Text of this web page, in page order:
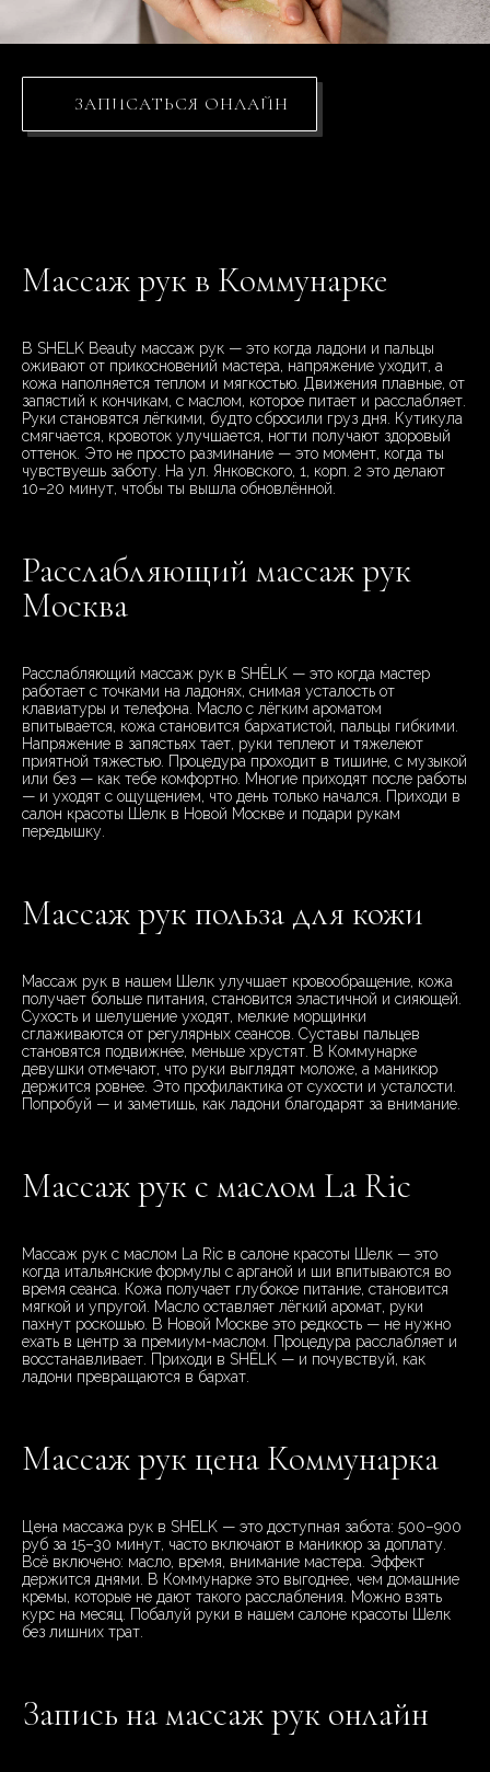
ЗАПИСАТЬСЯ ОНЛАЙН
Массаж рук в Коммунарке
В SHELK Beauty массаж рук — это когда ладони и пальцы
оживают от прикосновений мастера, напряжение уходит, а
кожа наполняется теплом и мягкостью. Движения плавные, от
запястий к кончикам, с маслом, которое питает и расслабляет.
Руки становятся лёгкими, будто сбросили груз дня. Кутикула
смягчается, кровоток улучшается, ногти получают здоровый
оттенок. Это не просто разминание — это момент, когда ты
чувствуешь заботу. На ул. Янковского, 1, корп. 2 это делают
10–20 минут, чтобы ты вышла обновлённой.
Расслабляющий массаж рук
Москва
Расслабляющий массаж рук в SHÊLK — это когда мастер
работает с точками на ладонях, снимая усталость от
клавиатуры и телефона. Масло с лёгким ароматом
впитывается, кожа становится бархатистой, пальцы гибкими.
Напряжение в запястьях тает, руки теплеют и тяжелеют
приятной тяжестью. Процедура проходит в тишине, с музыкой
или без — как тебе комфортно. Многие приходят после работы
— и уходят с ощущением, что день только начался. Приходи в
салон красоты Шелк в Новой Москве и подари рукам
передышку.
Массаж рук польза для кожи
Массаж рук в нашем Шелк улучшает кровообращение, кожа
получает больше питания, становится эластичной и сияющей.
Сухость и шелушение уходят, мелкие морщинки
сглаживаются от регулярных сеансов. Суставы пальцев
становятся подвижнее, меньше хрустят. В Коммунарке
девушки отмечают, что руки выглядят моложе, а маникюр
держится ровнее. Это профилактика от сухости и усталости.
Попробуй — и заметишь, как ладони благодарят за внимание.
Массаж рук с маслом La Ric
Массаж рук с маслом La Ric в салоне красоты Шелк — это
когда итальянские формулы с арганой и ши впитываются во
время сеанса. Кожа получает глубокое питание, становится
мягкой и упругой. Масло оставляет лёгкий аромат, руки
пахнут роскошью. В Новой Москве это редкость — не нужно
ехать в центр за премиум-маслом. Процедура расслабляет и
восстанавливает. Приходи в SHÊLK — и почувствуй, как
ладони превращаются в бархат.
Массаж рук цена Коммунарка
Цена массажа рук в SHELK — это доступная забота: 500–900
руб за 15–30 минут, часто включают в маникюр за доплату.
Всё включено: масло, время, внимание мастера. Эффект
держится днями. В Коммунарке это выгоднее, чем домашние
кремы, которые не дают такого расслабления. Можно взять
курс на месяц. Побалуй руки в нашем салоне красоты Шелк
без лишних трат.
Запись на массаж рук онлайн